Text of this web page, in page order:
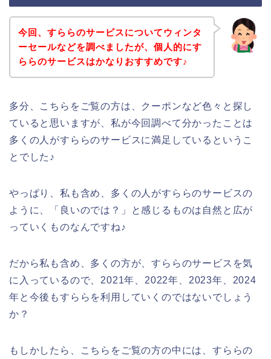
今回、すららのサービスについてウィンタ
ーセールなどを調べましたが、個人的にす
ららのサービスはかなりおすすめです♪
多分、こちらをご覧の方は、クーポンなど色々と探し
ていると思いますが、私が今回調べて分かったことは
多くの人がすららのサービスに満足しているというこ
とでした♪
やっぱり、私も含め、多くの人がすららのサービスの
ように、「良いのでは？」と感じるものは自然と広が
っていくものなんですね♪
だから私も含め、多くの方が、すららのサービスを気
に入っているので、2021年、2022年、2023年、2024
年と今後もすららを利用していくのではないでしょう
か？
もしかしたら、こちらをご覧の方の中には、すららの